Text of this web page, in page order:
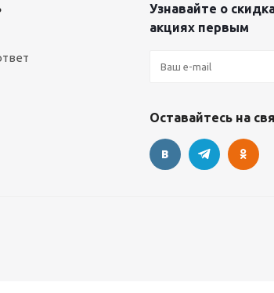
Узнавайте о
акциях первым
Оставайтесь на